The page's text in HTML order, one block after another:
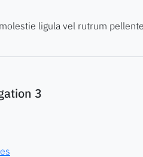
ligula vel rutrum
3